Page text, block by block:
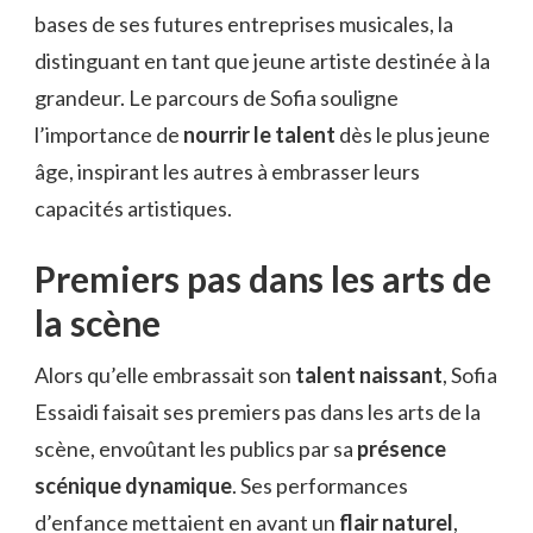
bases de ses futures entreprises musicales, la
distinguant en tant que jeune artiste destinée à la
grandeur. Le parcours de Sofia souligne
l’importance de nourrir le talent dès le plus jeune
âge, inspirant les autres à embrasser leurs
capacités artistiques.
Premiers pas dans les arts de
la scène
Alors qu’elle embrassait son talent naissant, Sofia
Essaidi faisait ses premiers pas dans les arts de la
scène, envoûtant les publics par sa présence
scénique dynamique. Ses performances
d’enfance mettaient en avant un flair naturel,